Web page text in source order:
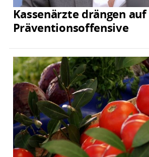
Kassenärzte drängen auf
Präventionsoffensive